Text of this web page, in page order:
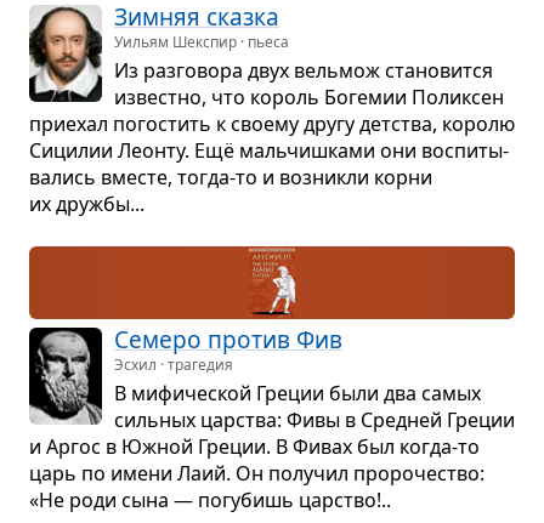
Зим­няя сказка
Уильям Шекспир · пьеса
Из раз­го­вора двух вель­мож ста­но­вится
известно, что король Боге­мии Полик­сен
при­е­хал пого­стить к сво­ему другу дет­ства, королю
Сици­лии Леонту. Ещё маль­чиш­ками они вос­пи­ты­
ва­лись вме­сте, тогда-то и воз­никли корни
их дружбы...
Семеро про­тив Фив
Эсхил · трагедия
В мифи­че­ской Гре­ции были два самых
силь­ных цар­ства: Фивы в Сред­ней Гре­ции
и Аргос в Южной Гре­ции. В Фивах был когда-то
царь по имени Лаий. Он полу­чил про­ро­че­ство:
«Не роди сына — погу­бишь цар­ство!..